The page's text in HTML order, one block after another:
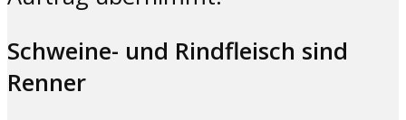
Schweine- und Rindfleisch sind
Renner